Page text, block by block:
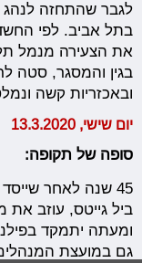
בתל אביב. לפי
את הצעירה מנמל
בגין והמסגר, סטה
ובאכזריות קשה
יום שישי, 13.3.2020
סופה של תקופה:
45 שנה לאחר
ביל גייטס, עוזב
ומעתה יתמקד
גם במועצת